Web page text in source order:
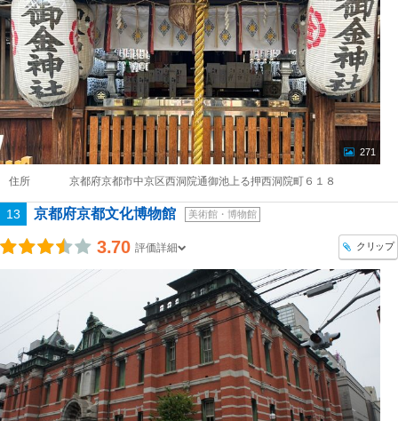
271
住所 京都府京都市中京区西洞院通御池上る押西洞院町６１８
13 京都府京都文化博物館 美術館・博物館
3.70 評価詳細 クリップ